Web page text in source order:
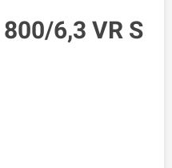
6,3 VR S